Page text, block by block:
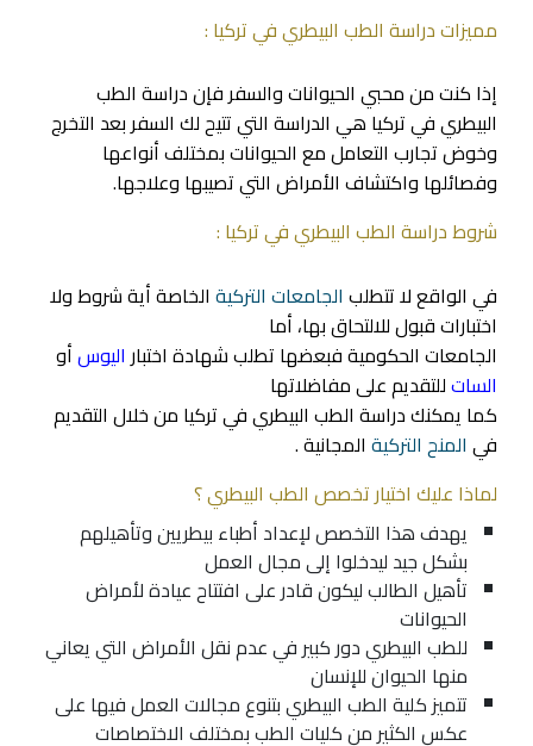
مميزات دراسة الطب البيطري في تركيا :
إذا كنت من محبي الحيوانات والسفر فإن دراسة الطب
البيطري في تركيا هي الدراسة التي تتيح لك السفر بعد التخرج
وخوض تجارب التعامل مع الحيوانات بمختلف أنواعها
وفصائلها واكتشاف الأمراض التي تصيبها وعلاجها.
شروط دراسة الطب البيطري في تركيا :
في الواقع لا تتطلب الجامعات التركية الخاصة أية شروط ولا
اختبارات قبول للالتحاق بها، أما
الجامعات الحكومية فبعضها تطلب شهادة اختبار اليوسأو
الساتللتقديم على مفاضلاتها
كما يمكنك دراسة الطب البيطري في تركيا من خلال التقديم
في المنح التركية المجانية .
لماذا عليك اختيار تخصص الطب البيطري ؟
يهدف هذا التخصص لإعداد أطباء بيطريين وتأهيلهم
بشكل جيد ليدخلوا إلى مجال العمل
تأهيل الطالب ليكون قادر على افتتاح عيادة لأمراض
الحيوانات
للطب البيطري دور كبير في عدم نقل الأمراض التي يعاني
منها الحيوان للإنسان
تتميز كلية الطب البيطري بتنوع مجالات العمل فيها على
عكس الكثير من كليات الطب بمختلف الاختصاصات